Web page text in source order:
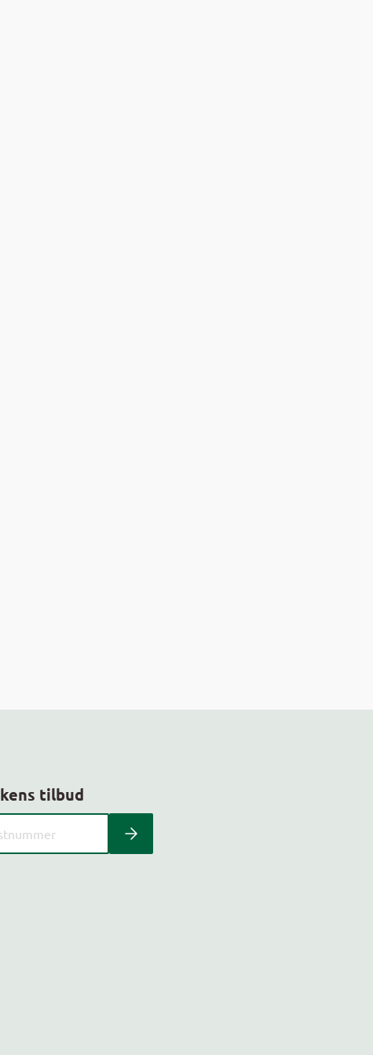
tilbud